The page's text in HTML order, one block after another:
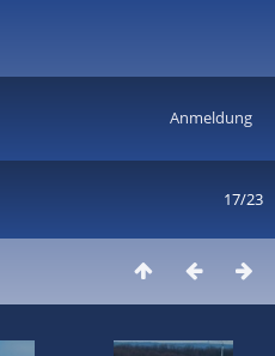
Anmeldung
17/23